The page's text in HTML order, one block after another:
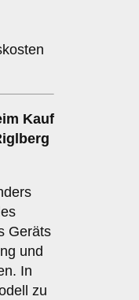
Kauf
Geräts
und
In
zu